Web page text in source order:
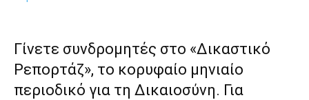
Γίνετε συνδρομητές στο «Δικαστικό
Ρεπορτάζ», το κορυφαίο μηνιαίο
περιοδικό για τη Δικαιοσύνη. Για